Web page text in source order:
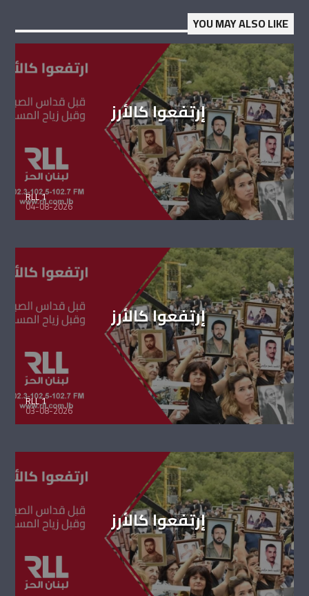
YOU MAY ALSO LIKE
إرتفعوا كالأرز
RLL 1
04-08-2026
إرتفعوا كالأرز
RLL 1
03-08-2026
إرتفعوا كالأرز